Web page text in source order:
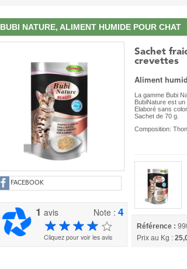
BUBI NATURE, ALIMENT HUMIDE POUR CHAT
FACEBOOK
1 avis Note :4
Cliquez pour voir les avis
Sachet
crevettes
Aliment
La gamme Bubi
BubiNature est
Elaboré sans
Sachet de 70 g.
Composition:
Référence :
Prix au Kg :